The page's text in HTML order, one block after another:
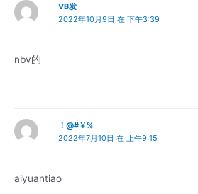
VB发
2022年10月9日 在 下午3:39
nbv的
！@#￥%
2022年7月10日 在 上午9:15
aiyuantiao